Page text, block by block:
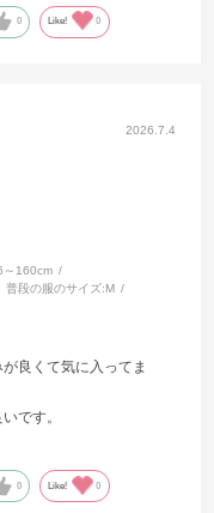
0 Like! 0
2026.7.4
～160cm
普段の服のサイズ:M
良くて気に入ってま
です。
0 Like! 0